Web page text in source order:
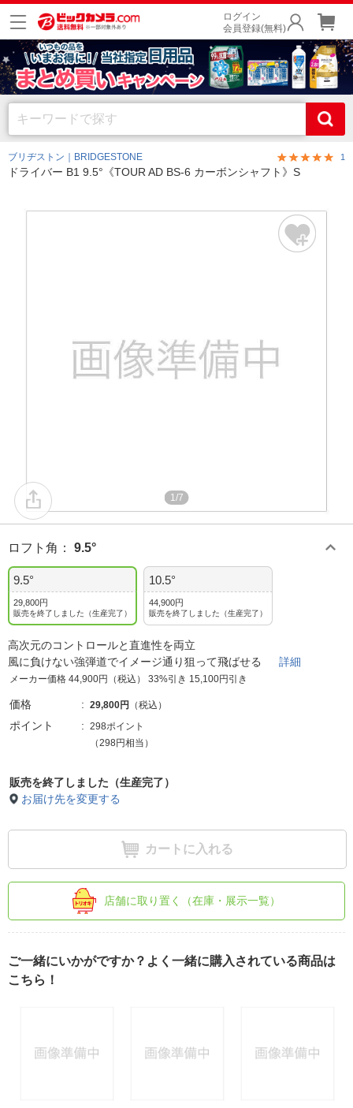
ログイン
会員登録(無料)
ブリヂストン｜BRIDGESTONE 1
ドライバー B1 9.5°《TOUR AD BS-6 カーボンシャフト》S
1/7
ロフト角 ： 9.5°
9.5°
29,800円
販売を終了しました（生産完了）
10.5°
44,900円
販売を終了しました（生産完了）
高次元のコントロールと直進性を両立
風に負けない強弾道でイメージ通り狙って飛ばせる 詳細
メーカー価格 44,900円（税込） 33%引き 15,100円引き
価格 29,800円 （税込）
ポイント
298ポイント
（298円相当）
販売を終了しました（生産完了）
お届け先を変更する
カートに入れる
店舗に取り置く（在庫・展示一覧）
ご一緒にいかがですか？よく一緒に購入されている商品は
こちら！